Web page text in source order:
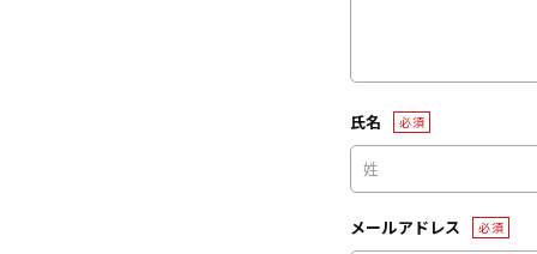
氏名 必須
メールアドレス 必須